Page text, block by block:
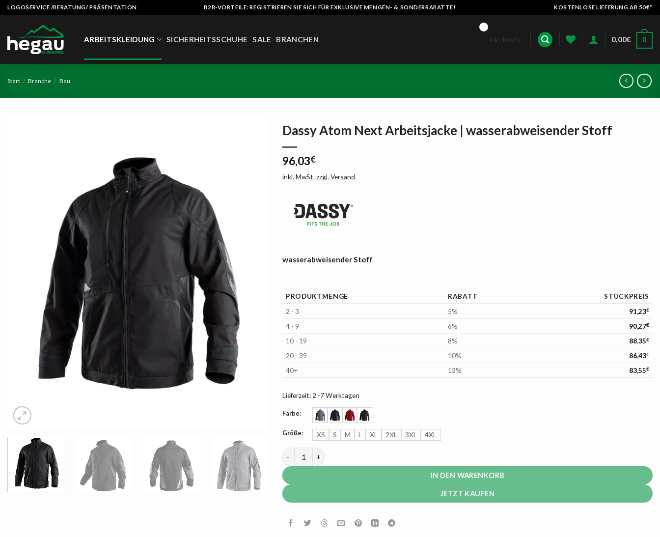
Zum
Inhalt
LOGOSERVICE /BERATUNG/ PRÄSENTATION B2B-VORTEILE: REGISTRIEREN SIE SICH FÜR EXKLUSIVE MENGEN- & SONDERRABATTE! KOSTENLOSE LIEFERUNG AB 50€*
ARBEITSKLEIDUNG SICHERHEITSSCHUHE SALE BRANCHEN inkl. MwSt. 0,00€ 0
Start / Branche / Bau
Dassy Atom Next Arbeitsjacke | wasserabweisender Stoff
96,03€
inkl. MwSt.zzgl.Versand
wasserabweisender Stoff
PRODUKTMENGE RABATT
STÜCKPREIS
2 - 3
5% 91,23€
4 - 9 6% 90,27€
10 - 19 8% 88,35€
20 - 39 10% 86,43€
40+ 13% 83,55€
Lieferzeit: 2 -7 Werktagen
Farbe:
Größe: XS S M L XL 2XL 3XL 4XL
Dassy Atom Next Arbeitsjacke | wasserabweisender Stoff Menge
IN DEN WARENKORB
JETZT KAUFEN